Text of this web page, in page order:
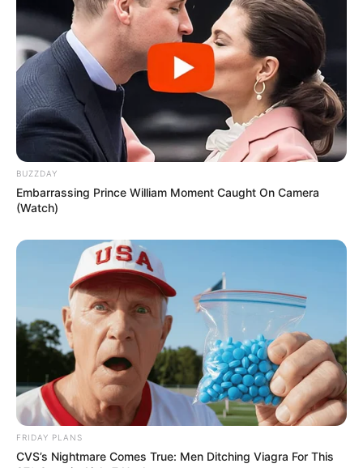
BUZZDAY
Embarrassing Prince William Moment Caught On Camera
(Watch)
FRIDAY PLANS
CVS’s Nightmare Comes True: Men Ditching Viagra For This